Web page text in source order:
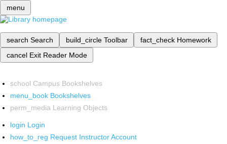
menu
search Search build_circle Toolbar fact_check Homework
cancel Exit Reader Mode
school Campus Bookshelves
menu_book Bookshelves
perm_media Learning Objects
login Login
how_to_reg Request Instructor Account